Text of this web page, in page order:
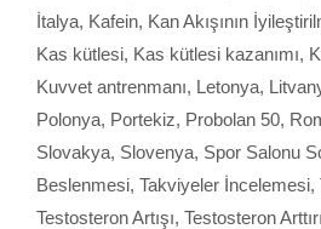
İtalya, Kafein, Kan Akışının
Kas kütlesi, Kas kütlesi kazanımı,
Kuvvet antrenmanı, Letonya,
Polonya, Portekiz, Probolan 50,
Slovakya, Slovenya, Spor Salonu
Beslenmesi, Takviyeler İncelemesi,
Testosteron Artışı, Testosteron